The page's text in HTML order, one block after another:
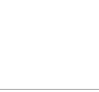
58-58